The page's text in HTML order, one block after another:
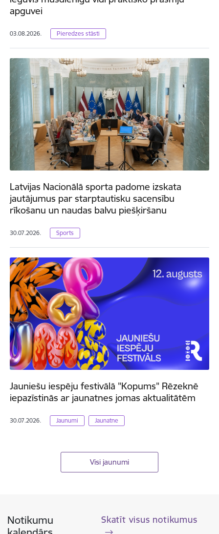
apguvei
03.08.2026. Pieredzes stāsti
Latvijas Nacionālā sporta padome izskata
jautājumus par starptautisku sacensību
rīkošanu un naudas balvu piešķiršanu
30.07.2026. Sports
Jauniešu iespēju festivālā "Kopums" Rēzeknē
iepazīstinās ar jaunatnes jomas aktualitātēm
30.07.2026. Jaunumi Jaunatne
Visi jaunumi
Notikumu
Skatīt visus notikumus